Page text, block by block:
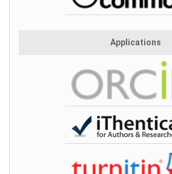
Applications